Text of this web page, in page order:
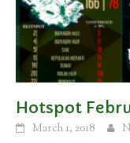
Hotspot
March 1, 2018